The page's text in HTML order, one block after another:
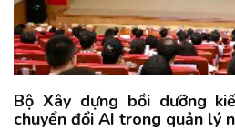
Bộ Xây dựng bồi dưỡng
chuyển đổi AI trong quản lý